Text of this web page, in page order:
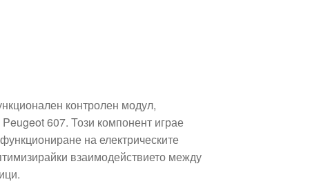
контролен модул,
607. Този компонент играе
на електрическите
взаимодействието между